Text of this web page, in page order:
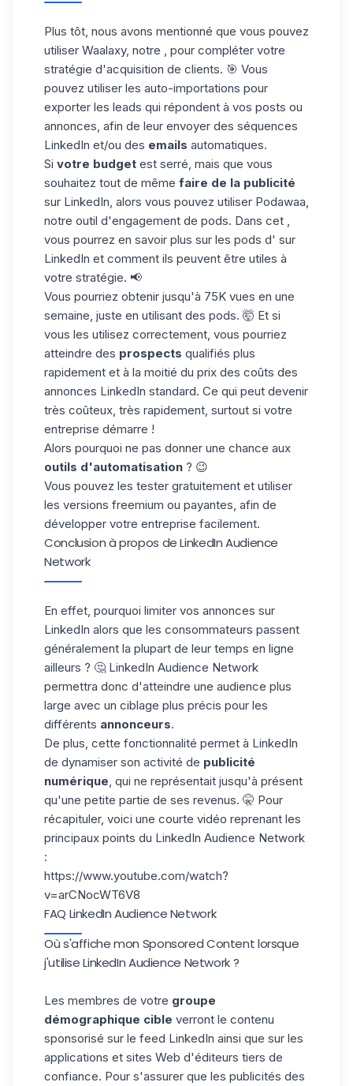
Plus tôt, nous avons mentionné que vous pouvez
utiliser Waalaxy, notre , pour compléter votre
stratégie d'acquisition de clients. 🎯 Vous
pouvez utiliser les auto-importations pour
exporter les leads qui répondent à vos posts ou
annonces, afin de leur envoyer des séquences
LinkedIn et/ou des emails automatiques.
Si votre budget est serré, mais que vous
souhaitez tout de même faire de la publicité
sur LinkedIn, alors vous pouvez utiliser Podawaa,
notre outil d'engagement de pods. Dans cet ,
vous pourrez en savoir plus sur les pods d' sur
LinkedIn et comment ils peuvent être utiles à
votre stratégie. 📢
Vous pourriez obtenir jusqu'à 75K vues en une
semaine, juste en utilisant des pods. 🤯 Et si
vous les utilisez correctement, vous pourriez
atteindre des prospects qualifiés plus
rapidement et à la moitié du prix des coûts des
annonces LinkedIn standard. Ce qui peut devenir
très coûteux, très rapidement, surtout si votre
entreprise démarre !
Alors pourquoi ne pas donner une chance aux
outils d'automatisation ? 😉
Vous pouvez les tester gratuitement et utiliser
les versions freemium ou payantes, afin de
développer votre entreprise facilement.
Conclusion à propos de LinkedIn Audience
Network
En effet, pourquoi limiter vos annonces sur
LinkedIn alors que les consommateurs passent
généralement la plupart de leur temps en ligne
ailleurs ? 🤔 LinkedIn Audience Network
permettra donc d'atteindre une audience plus
large avec un ciblage plus précis pour les
différents annonceurs.
De plus, cette fonctionnalité permet à LinkedIn
de dynamiser son activité de publicité
numérique , qui ne représentait jusqu'à présent
qu'une petite partie de ses revenus. 🤫 Pour
récapituler, voici une courte vidéo reprenant les
principaux points du LinkedIn Audience Network
:
https://www.youtube.com/watch?
v=arCNocWT6V8
FAQ LinkedIn Audience Network
Où s'affiche mon Sponsored Content lorsque
j'utilise LinkedIn Audience Network ?
Les membres de votre groupe
démographique cible verront le contenu
sponsorisé sur le feed LinkedIn ainsi que sur les
applications et sites Web d'éditeurs tiers de
confiance. Pour s'assurer que les publicités des